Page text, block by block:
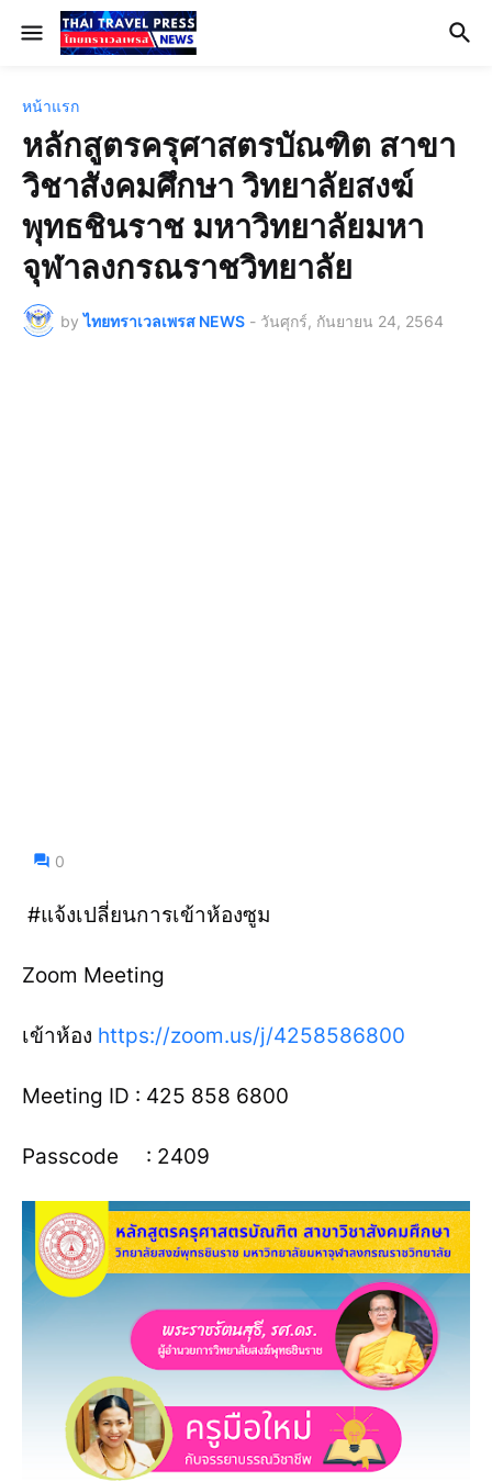
หน้าแรก
หลักสูตรครุศาสตรบัณฑิต สาขา
วิชาสังคมศึกษา วิทยาลัยสงฆ์
พุทธชินราช มหาวิทยาลัยมหา
จุฬาลงกรณราชวิทยาลัย
by ไทยทราเวลเพรส NEWS - วันศุกร์, กันยายน 24, 2564
0
#แจ้งเปลี่ยนการเข้าห้องซูม
Zoom Meeting
เข้าห้อง https://zoom.us/j/4258586800
Meeting ID : 425 858 6800
Passcode : 2409